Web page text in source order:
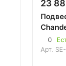
23
0
Арт.